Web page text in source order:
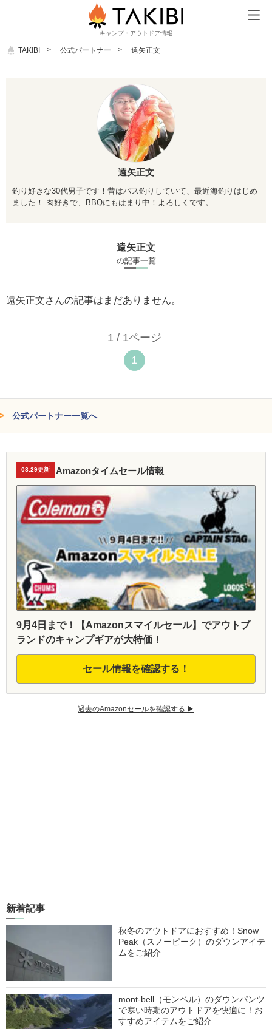
キャンプ・アウトドア情報
TAKIBI 公式パートナー 遠矢正文
遠矢正文
釣り好きな30代男子です！昔はバス釣りしていて、 最近海釣りはじめ
ました！ 肉好きで、BBQにもはまり中！よろしくです。
遠矢正文
の記事一覧
遠矢正文さんの記事はまだありません。
1 / 1ページ
1
公式パートナー一覧へ
08.29更新 Amazonタイムセール情報
9月4日まで！【Amazonスマイルセール】でアウトブ
ランドのキャンプギアが大特価！
セール情報を確認する！
過去のAmazonセールを確認する ▶︎
新着記事
秋冬のアウトドアにおすすめ！Snow
Peak（スノーピーク）のダウンアイテ
ムをご紹介
mont-bell（モンベル）のダウンパンツ
で寒い時期のアウトドアを快適に！お
すすめアイテムをご紹介